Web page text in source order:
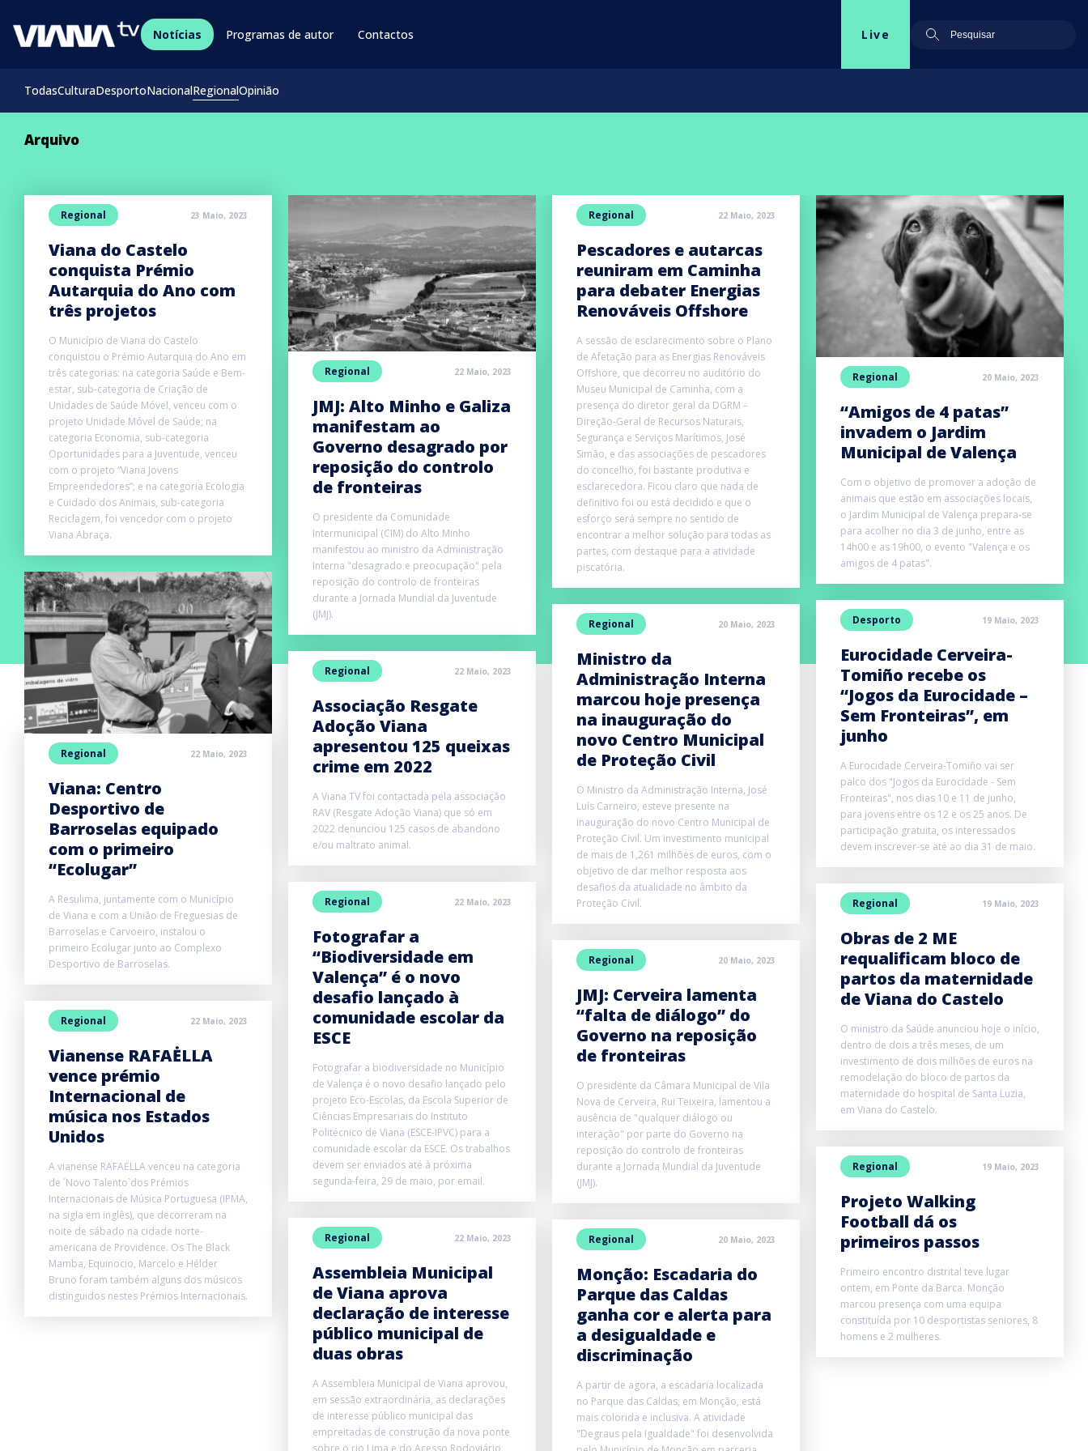
Notícias
TodasCulturaDesportoNacionalRegionalOpinião
Programas de autor Contactos Live
Arquivo
Regional 23 Maio, 2023
Viana do Castelo
conquista Prémio
Autarquia do Ano com
três projetos
O Município de Viana do Castelo
conquistou o Prémio Autarquia do Ano em
três categorias: na categoria Saúde e Bem-
estar, sub-categoria de Criação de
Unidades de Saúde Móvel, venceu com o
projeto Unidade Móvel de Saúde; na
categoria Economia, sub-categoria
Oportunidades para a Juventude, venceu
com o projeto “Viana Jovens
Empreendedores”; e na categoria Ecologia
e Cuidado dos Animais, sub-categoria
Reciclagem, foi vencedor com o projeto
Viana Abraça.
Regional 22 Maio, 2023
Viana: Centro
Desportivo de
Barroselas equipado
com o primeiro
“Ecolugar”
A Resulima, juntamente com o Município
de Viana e com a União de Freguesias de
Barroselas e Carvoeiro, instalou o
primeiro Ecolugar junto ao Complexo
Desportivo de Barroselas.
Regional 22 Maio, 2023
Vianense RAFAĖLLA
vence prémio
Internacional de
música nos Estados
Unidos
A vianense RAFAĖLLA venceu na categoria
de ´Novo Talento`dos Prémios
Internacionais de Música Portuguesa (IPMA,
na sigla em inglês), que decorreram na
noite de sábado na cidade norte-
americana de Providence. Os The Black
Mamba, Equinocio, Marcelo e Hélder
Bruno foram também alguns dos músicos
distinguidos nestes Prémios Internacionais.
Regional 22 Maio, 2023
JMJ: Alto Minho e Galiza
manifestam ao
Governo desagrado por
reposição do controlo
de fronteiras
O presidente da Comunidade
Intermunicipal (CIM) do Alto Minho
manifestou ao ministro da Administração
Interna "desagrado e preocupação" pela
reposição do controlo de fronteiras
durante a Jornada Mundial da Juventude
(JMJ).
Regional 22 Maio, 2023
Associação Resgate
Adoção Viana
apresentou 125 queixas
crime em 2022
A Viana TV foi contactada pela associação
RAV (Resgate Adoção Viana) que só em
2022 denunciou 125 casos de abandono
e/ou maltrato animal.
Regional 22 Maio, 2023
Fotografar a
“Biodiversidade em
Valença” é o novo
desafio lançado à
comunidade escolar da
ESCE
Fotografar a biodiversidade no Município
de Valença é o novo desafio lançado pelo
projeto Eco-Escolas, da Escola Superior de
Ciências Empresariais do Instituto
Politécnico de Viana (ESCE-IPVC) para a
comunidade escolar da ESCE. Os trabalhos
devem ser enviados até à próxima
segunda-feira, 29 de maio, por email.
Regional 22 Maio, 2023
Assembleia Municipal
de Viana aprova
declaração de interesse
público municipal de
duas obras
A Assembleia Municipal de Viana aprovou,
em sessão extraordinária, as declarações
de interesse público municipal das
empreitadas de construção da nova ponte
sobre o rio Lima e do Acesso Rodoviário
Regional 22 Maio, 2023
Pescadores e autarcas
reuniram em Caminha
para debater Energias
Renováveis Offshore
A sessão de esclarecimento sobre o Plano
de Afetação para as Energias Renováveis
Offshore, que decorreu no auditório do
Museu Municipal de Caminha, com a
presença do diretor geral da DGRM –
Direção-Geral de Recursos Naturais,
Segurança e Serviços Marítimos, José
Simão, e das associações de pescadores
do concelho, foi bastante produtiva e
esclarecedora. Ficou claro que nada de
definitivo foi ou está decidido e que o
esforço será sempre no sentido de
encontrar a melhor solução para todas as
partes, com destaque para a atividade
piscatória.
Regional 20 Maio, 2023
Ministro da
Administração Interna
marcou hoje presença
na inauguração do
novo Centro Municipal
de Proteção Civil
O Ministro da Administração Interna, José
Luís Carneiro, esteve presente na
inauguração do novo Centro Municipal de
Proteção Civil. Um investimento municipal
de mais de 1,261 milhões de euros, com o
objetivo de dar melhor resposta aos
desafios da atualidade no âmbito da
Proteção Civil.
Regional 20 Maio, 2023
JMJ: Cerveira lamenta
“falta de diálogo” do
Governo na reposição
de fronteiras
O presidente da Câmara Municipal de Vila
Nova de Cerveira, Rui Teixeira, lamentou a
ausência de "qualquer diálogo ou
interação" por parte do Governo na
reposição do controlo de fronteiras
durante a Jornada Mundial da Juventude
(JMJ).
Regional 20 Maio, 2023
Monção: Escadaria do
Parque das Caldas
ganha cor e alerta para
a desigualdade e
discriminação
A partir de agora, a escadaria localizada
no Parque das Caldas, em Monção, está
mais colorida e inclusiva. A atividade
"Degraus pela Igualdade" foi desenvolvida
Regional 20 Maio, 2023
“Amigos de 4 patas”
invadem o Jardim
Municipal de Valença
Com o objetivo de promover a adoção de
animais que estão em associações locais,
o Jardim Municipal de Valença prepara-se
para acolher no dia 3 de junho, entre as
14h00 e as 19h00, o evento "Valença e os
amigos de 4 patas".
Desporto 19 Maio, 2023
Eurocidade Cerveira-
Tomiño recebe os
“Jogos da Eurocidade –
Sem Fronteiras”, em
junho
A Eurocidade Cerveira-Tomiño vai ser
palco dos "Jogos da Eurocidade - Sem
Fronteiras", nos dias 10 e 11 de junho,
para jovens entre os 12 e os 25 anos. De
participação gratuita, os interessados
devem inscrever-se até ao dia 31 de maio.
Regional 19 Maio, 2023
Obras de 2 ME
requalificam bloco de
partos da maternidade
de Viana do Castelo
O ministro da Saúde anunciou hoje o início,
dentro de dois a três meses, de um
investimento de dois milhões de euros na
remodelação do bloco de partos da
maternidade do hospital de Santa Luzia,
em Viana do Castelo.
Regional 19 Maio, 2023
Projeto Walking
Football dá os
primeiros passos
Primeiro encontro distrital teve lugar
ontem, em Ponte da Barca. Monção
marcou presença com uma equipa
constituída por 10 desportistas seniores, 8
homens e 2 mulheres.